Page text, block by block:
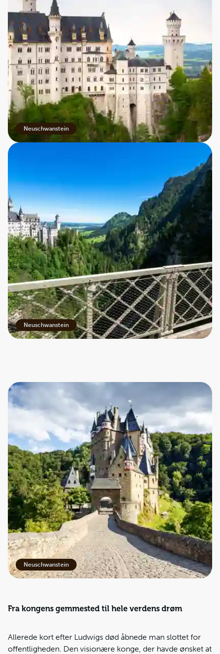
Neuschwanstein
Neuschwanstein
Fra kongens gemmested til hele verdens drøm
Allerede kort efter Ludwigs død åbnede man slottet for
offentligheden. Den visionære konge, der havde ønsket at
Neuschwanstein